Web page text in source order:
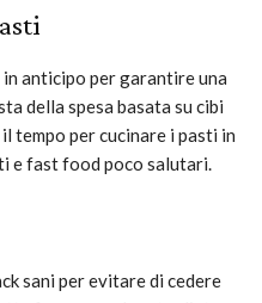
anticipo per garantire una
della spesa basata su cibi
tempo per cucinare i pasti in
e fast food poco salutari.
sani per evitare di cedere